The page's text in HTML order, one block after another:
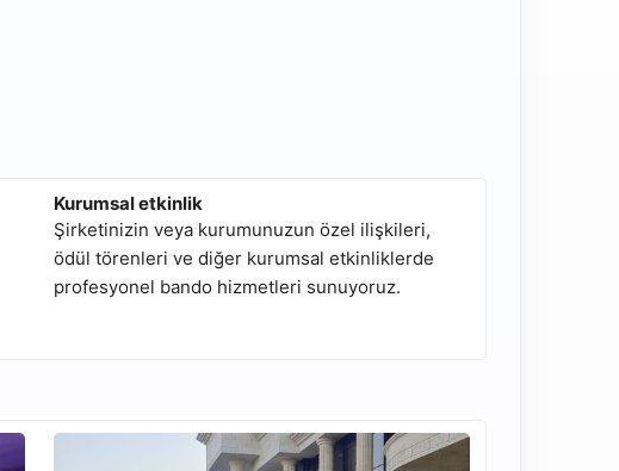
Kurumsal etkinlik
Şirketinizin veya kurumunuzun özel ilişkileri,
ödül törenleri ve diğer kurumsal etkinliklerde
profesyonel bando hizmetleri sunuyoruz.